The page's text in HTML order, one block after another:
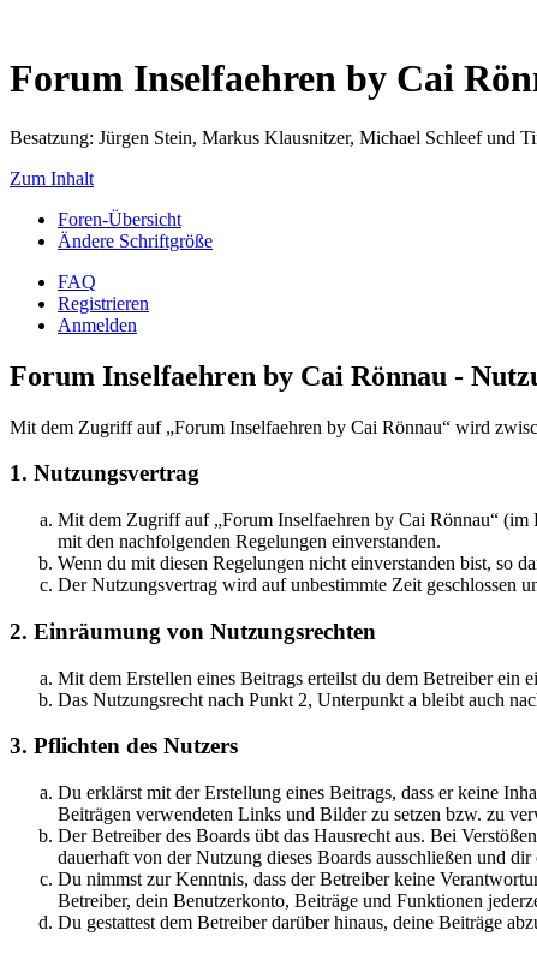
Forum Inselfaehren by Cai
Besatzung: Jürgen Stein, Markus Klausnitzer, Michael Schleef und
Zum Inhalt
Foren-Übersicht
Ändere Schriftgröße
FAQ
Registrieren
Anmelden
Forum Inselfaehren by Cai Rönnau -
Mit dem Zugriff auf „Forum Inselfaehren by Cai Rönnau“ wird
1. Nutzungsvertrag
Mit dem Zugriff auf „Forum Inselfaehren by Cai Rönnau“ (im
mit den nachfolgenden Regelungen einverstanden.
Wenn du mit diesen Regelungen nicht einverstanden bist, so
Der Nutzungsvertrag wird auf unbestimmte Zeit geschlossen
2. Einräumung von Nutzungsrechten
Mit dem Erstellen eines Beitrags erteilst du dem Betreiber ein
Das Nutzungsrecht nach Punkt 2, Unterpunkt a bleibt auch
3. Pflichten des Nutzers
Du erklärst mit der Erstellung eines Beitrags, dass er keine
Beiträgen verwendeten Links und Bilder zu setzen bzw. zu
Der Betreiber des Boards übt das Hausrecht aus. Bei
dauerhaft von der Nutzung dieses Boards ausschließen und
Du nimmst zur Kenntnis, dass der Betreiber keine
Betreiber, dein Benutzerkonto, Beiträge und Funktionen
Du gestattest dem Betreiber darüber hinaus, deine Beiträge